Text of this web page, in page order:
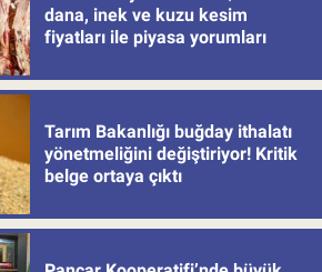
dana, inek ve kuzu kesim
fiyatları ile piyasa yorumları
Tarım Bakanlığı buğday ithalatı
yönetmeliğini değiştiriyor! Kritik
belge ortaya çıktı